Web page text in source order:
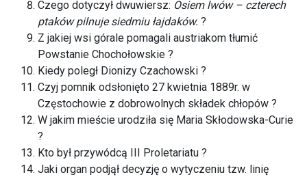
Czego dotyczył dwuwiersz: Osiem lwów – czterech
ptaków pilnuje siedmiu łajdaków. ?
Z jakiej wsi górale pomagali austriakom tłumić
Powstanie Chochołowskie ?
Kiedy poległ Dionizy Czachowski ?
Czyj pomnik odsłonięto 27 kwietnia 1889r. w
Częstochowie z dobrowolnych składek chłopów ?
W jakim mieście urodziła się Maria Skłodowska-Curie
?
Kto był przywódcą III Proletariatu ?
Jaki organ podjął decyzję o wytyczeniu tzw. linię